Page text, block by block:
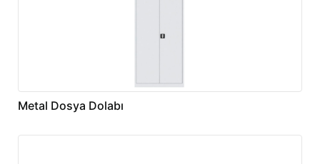
Metal Dosya Dolabı